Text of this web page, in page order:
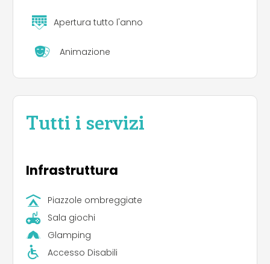
Apertura tutto l'anno
Animazione
Tutti i servizi
Infrastruttura
Piazzole ombreggiate
Sala giochi
Glamping
Accesso Disabili